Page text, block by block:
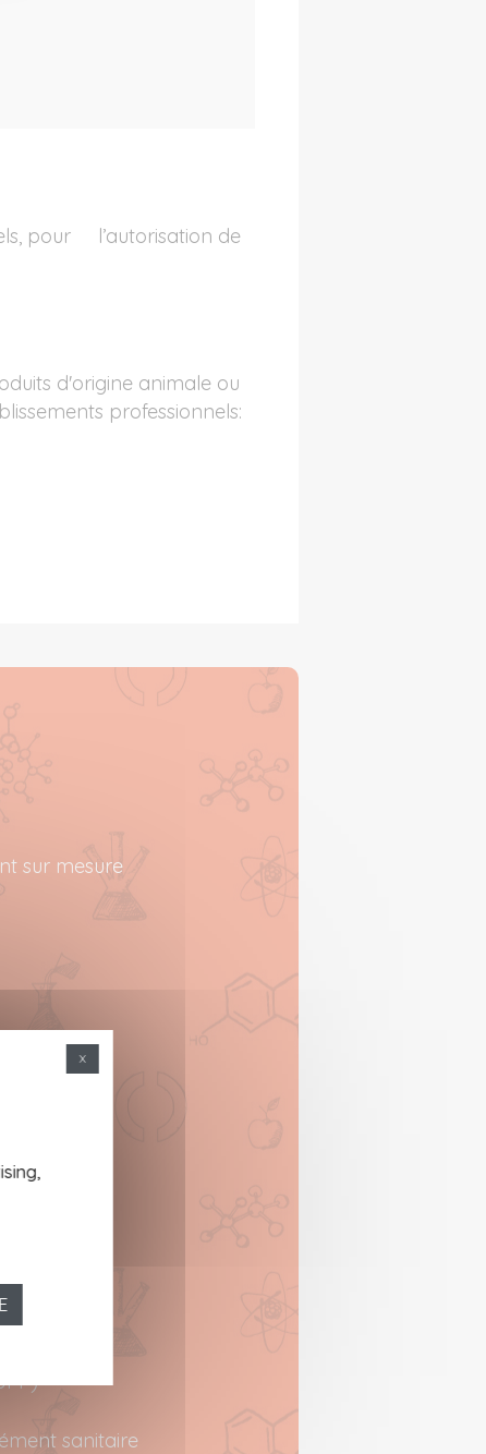
pour l’autorisation de
d'origine animale ou
professionnels:
sur mesure
dossier
sanitaire
X